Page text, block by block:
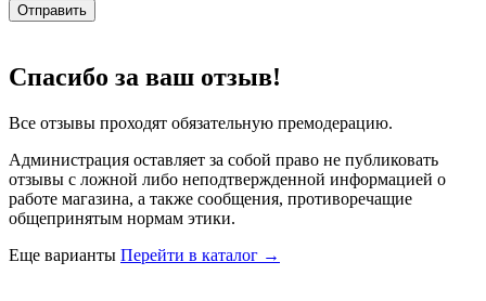
Отправить
Спасибо за ваш отзыв!
Все отзывы проходят обязательную премодерацию.
Администрация оставляет за собой право не публиковать
отзывы с ложной либо неподтвержденной информацией о
работе магазина, а также сообщения, противоречащие
общепринятым нормам этики.
Еще варианты Перейти в каталог →